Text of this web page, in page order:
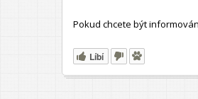
Pokud chcete být
Líbí